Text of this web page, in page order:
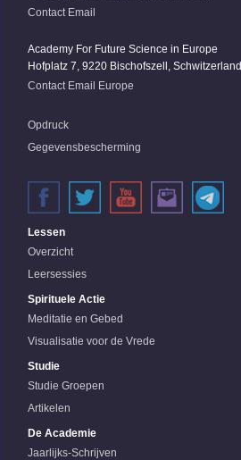
Contact Email
Academy For Future Science in Europe
Hofplatz 7, 9220 Bischofszell, Schwitzerland
Contact Email Europe
Opdruck
Gegevensbescherming
Lessen
Overzicht
Leersessies
Spirituele Actie
Meditatie en Gebed
Visualisatie voor de Vrede
Studie
Studie Groepen
Artikelen
De Academie
Jaarlijks-Schrijven